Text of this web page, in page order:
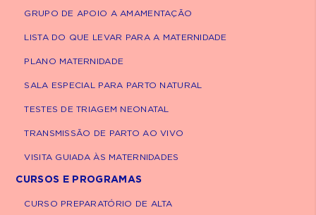
GRUPO DE APOIO A AMAMENTAÇÃO
LISTA DO QUE LEVAR PARA A MATERNIDADE
PLANO MATERNIDADE
SALA ESPECIAL PARA PARTO NATURAL
TESTES DE TRIAGEM NEONATAL
TRANSMISSÃO DE PARTO AO VIVO
VISITA GUIADA ÀS MATERNIDADES
CURSOS E PROGRAMAS
CURSO PREPARATÓRIO DE ALTA